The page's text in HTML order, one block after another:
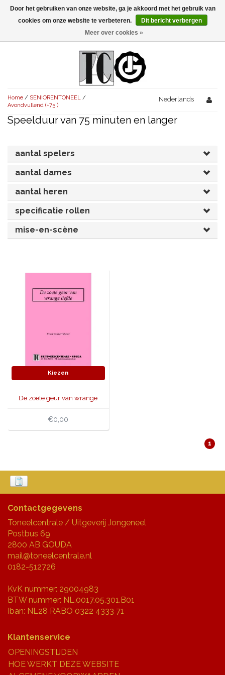
Menu
AVONDVULLEND (+75')
KORT (-30')
OVERIG (30'-75')
UITGELICHT!
AVONDVULLEND (+75')
KORT (-30')
OVERIG (30'-75')
UITGELICHT!
THRILLERS
AVONDVULLEND (+75')
OVERIG (30'-75')
SENIORENTONEEL
KORT (-30')
OVERIG (30'-75')
UITGELICHT!
SPEKTAKELSTUKKEN
JUBILEUMSTUK
KOSTUUMSTUK
MUSICAL
OVERIG
SINTERKLAASTONEEL
KERSTTONEEL
PAASTONEEL
SKETCHES
RECHTEN REGELEN
Home / SENIORENTONEEL /
Avondvullend (+75')
Nederlands
Speelduur van 75 minuten en langer
aantal spelers
aantal dames
aantal heren
specificatie rollen
mise-en-scène
Kiezen
De zoete geur van wrange
€0,00
1
Contactgegevens
Toneelcentrale / Uitgeverij Jongeneel
Postbus 69
2800 AB GOUDA
mail@toneelcentrale.nl
0182-512726
KvK nummer: 29004983
BTW nummer: NL.0017.05.301.B01
Iban: NL28 RABO 0322 4333 71
Klantenservice
OPENINGSTIJDEN
HOE WERKT DEZE WEBSITE
Door het gebruiken van onze website, ga je akkoord met het gebruik van
cookies om onze website te verbeteren.
Dit bericht verbergen
Meer over cookies »